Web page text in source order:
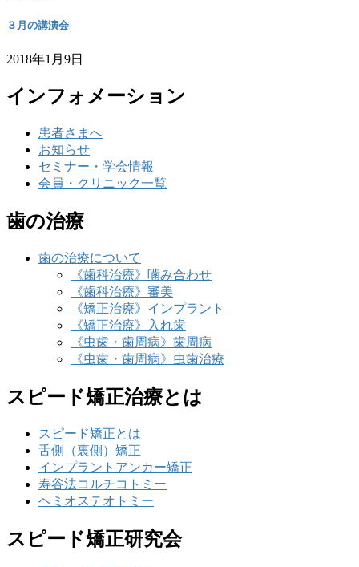
３月の講演会
2018年1月9日
インフォメーション
患者さまへ
お知らせ
セミナー・学会情報
会員・クリニック一覧
歯の治療
歯の治療について
《歯科治療》噛み合わせ
《歯科治療》審美
《矯正治療》インプラント
《矯正治療》入れ歯
《虫歯・歯周病》歯周病
《虫歯・歯周病》虫歯治療
スピード矯正治療とは
スピード矯正とは
舌側（裏側）矯正
インプラントアンカー矯正
寿谷法コルチコトミー
ヘミオステオトミー
スピード矯正研究会